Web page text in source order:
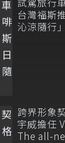
台灣福斯
沁涼隨行
跨界形象
宇威擔任
The all-